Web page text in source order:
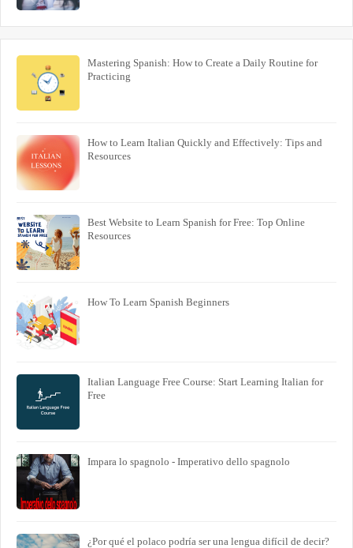
Mastering Spanish: How to Create a Daily Routine for
Practicing
How to Learn Italian Quickly and Effectively: Tips and
Resources
Best Website to Learn Spanish for Free: Top Online
Resources
How To Learn Spanish Beginners
Italian Language Free Course: Start Learning Italian for
Free
Impara lo spagnolo - Imperativo dello spagnolo
¿Por qué el polaco podría ser una lengua difícil de decir?